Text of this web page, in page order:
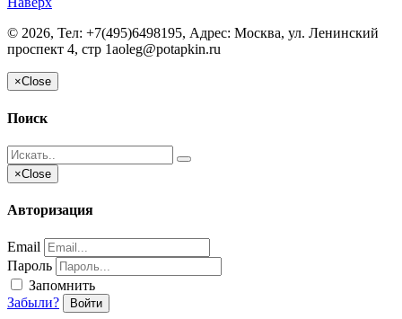
© 2026, Тел: +7(495)6498195, Адрес: Москва, ул. Ленинский
проспект 4, стр 1аoleg@potapkin.ru
×Close
Поиск
×Close
Авторизация
Email
Пароль
Запомнить
Забыли?
Войти